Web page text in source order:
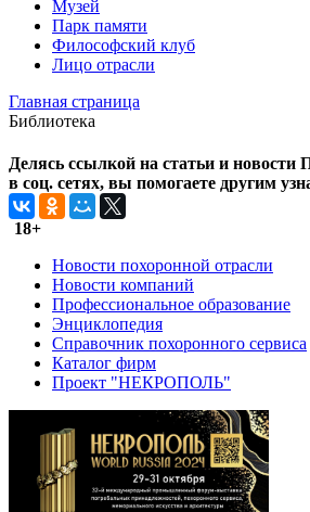
Музей
Парк памяти
Философский клуб
Лицо отрасли
Главная страница
Библиотека
Делясь ссылкой на статьи и новости
в соц. сетях, вы помогаете другим
18+
Новости похоронной отрасли
Новости компаний
Профессиональное образование
Энциклопедия
Справочник похоронного сервиса
Каталог фирм
Проект "НЕКРОПОЛЬ"